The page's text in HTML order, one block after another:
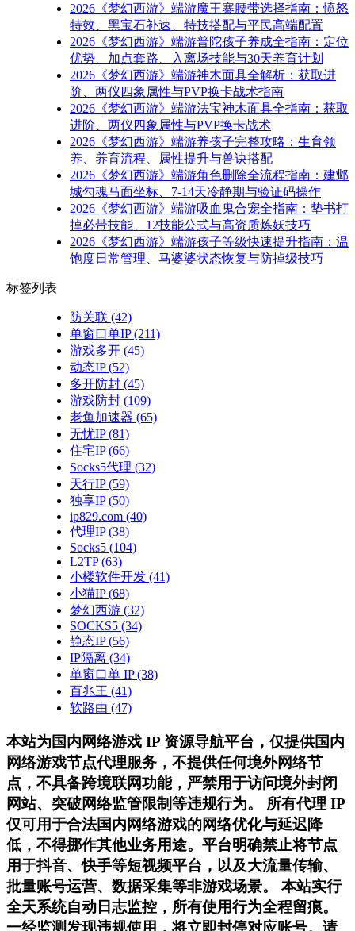
2026《梦幻西游》端游魔王寨腰带选择指南：愤怒
特效、黑宝石补速、特技搭配与平民高端配置
2026《梦幻西游》端游普陀孩子养成全指南：定位
优势、加点套路、入离场技能与30天养育计划
2026《梦幻西游》端游神木面具全解析：获取进
阶、两仪四象属性与PVP换卡战术指南
2026《梦幻西游》端游法宝神木面具全指南：获取
进阶、两仪四象属性与PVP换卡战术
2026《梦幻西游》端游养孩子完整攻略：生育领
养、养育流程、属性提升与兽诀搭配
2026《梦幻西游》端游角色删除全流程指南：建邺
城勾魂马面坐标、7-14天冷静期与验证码操作
2026《梦幻西游》端游吸血鬼合宠全指南：垫书打
掉必带技能、12技能公式与高资质炼妖技巧
2026《梦幻西游》端游孩子等级快速提升指南：温
饱度日常管理、马婆婆状态恢复与防掉级技巧
标签列表
防关联 (42)
单窗口单IP(211)
游戏多开 (45)
动态IP(52)
多开防封 (45)
游戏防封 (109)
老鱼加速器 (65)
无忧IP(81)
住宅IP(66)
Socks5代理 (32)
天行IP(59)
独享IP(50)
ip829.com (40)
代理IP(38)
Socks5 (104)
L2TP(63)
小楼软件开发 (41)
小猫IP(68)
梦幻西游 (32)
SOCKS5 (34)
静态IP(56)
IP隔离 (34)
单窗口单 IP(38)
百兆王 (41)
软路由 (47)
本站为国内网络游戏 IP 资源导航平台，仅提供国内
网络游戏节点代理服务，不提供任何境外网络节
点，不具备跨境联网功能，严禁用于访问境外封闭
网站、突破网络监管限制等违规行为。 所有代理 IP
仅可用于合法国内网络游戏的网络优化与延迟降
低，不得挪作其他业务用途。平台明确禁止将节点
用于抖音、快手等短视频平台，以及大流量传输、
批量账号运营、数据采集等非游戏场景。 本站实行
全天系统自动日志监控，所有使用行为全程留痕。
一经监测发现违规使用，将立即封停对应账号。请